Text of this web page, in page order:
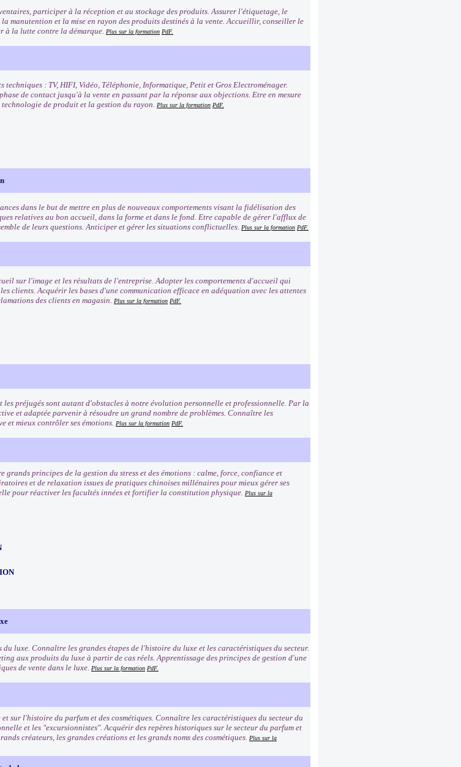
participer à la réception et au stockage des produits. Assurer l'étiquetage, le
manutention et la mise en rayon des produits destinés à la vente. Accueillir, conseiller le
à la lutte contre la démarque. Plus sur la formation PdF.
techniques : TV, HIFI, Vidéo, Téléphonie, Informatique, Petit et Gros Electroménager.
de contact jusqu'à la vente en passant par la réponse aux objections. Etre en mesure
de produit et la gestion du rayon. Plus sur la formation PdF.
dans le but de mettre en plus de nouveaux comportements visant la fidélisation des
relatives au bon accueil, dans la forme et dans le fond. Etre capable de gérer l'afflux de
de leurs questions. Anticiper et gérer les situations conflictuelles. Plus sur la formation PdF.
sur l'image et les résultats de l'entreprise. Adopter les comportements d'accueil qui
clients. Acquérir les bases d'une communication efficace en adéquation avec les attentes
des clients en magasin. Plus sur la formation PdF.
les préjugés sont autant d'obstacles à notre évolution personnelle et professionnelle. Par la
et adaptée parvenir à résoudre un grand nombre de problèmes. Connaître les
et mieux contrôler ses émotions. Plus sur la formation PdF.
grands principes de la gestion du stress et des émotions : calme, force, confiance et
et de relaxation issues de pratiques chinoises millénaires pour mieux gérer ses
pour réactiver les facultés innées et fortifier la constitution physique. Plus sur la
luxe. Connaître les grandes étapes de l'histoire du luxe et les caractéristiques du secteur.
aux produits du luxe à partir de cas réels. Apprentissage des principes de gestion d'une
de vente dans le luxe. Plus sur la formation PdF.
sur l'histoire du parfum et des cosmétiques. Connaître les caractéristiques du secteur du
et les "excursionnistes". Acquérir des repères historiques sur le secteur du parfum et
créateurs, les grandes créations et les grands noms des cosmétiques. Plus sur la